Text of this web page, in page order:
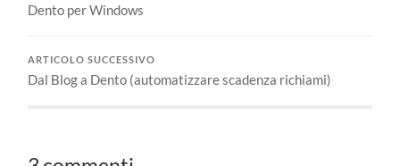
Dento per Windows
ARTICOLO SUCCESSIVO
Dal Blog a Dento (automatizzare scadenza richiami)